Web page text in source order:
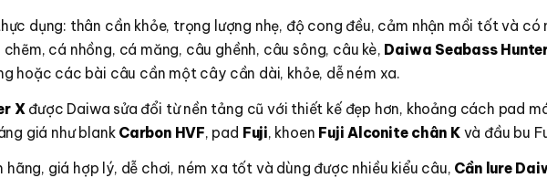
dụng: thân cần khỏe, trọng lượng nhẹ, độ cong đều, cảm nhận mồi tốt và có
cá nhồng, cá măng, câu ghềnh, câu sông, câu kè, Daiwa Seabass
hoặc các bài câu cần một cây cần dài, khỏe, dễ ném xa.
Xđược Daiwa sửa đổi từ nền tảng cũ với thiết kế đẹp hơn, khoảng cách pad
giá như blankCarbon HVF, pad Fuji, khoen Fuji Alconite chân Kvà đầu bu
giá hợp lý, dễ chơi, ném xa tốt và dùng được nhiều kiểu câu, Cần lure